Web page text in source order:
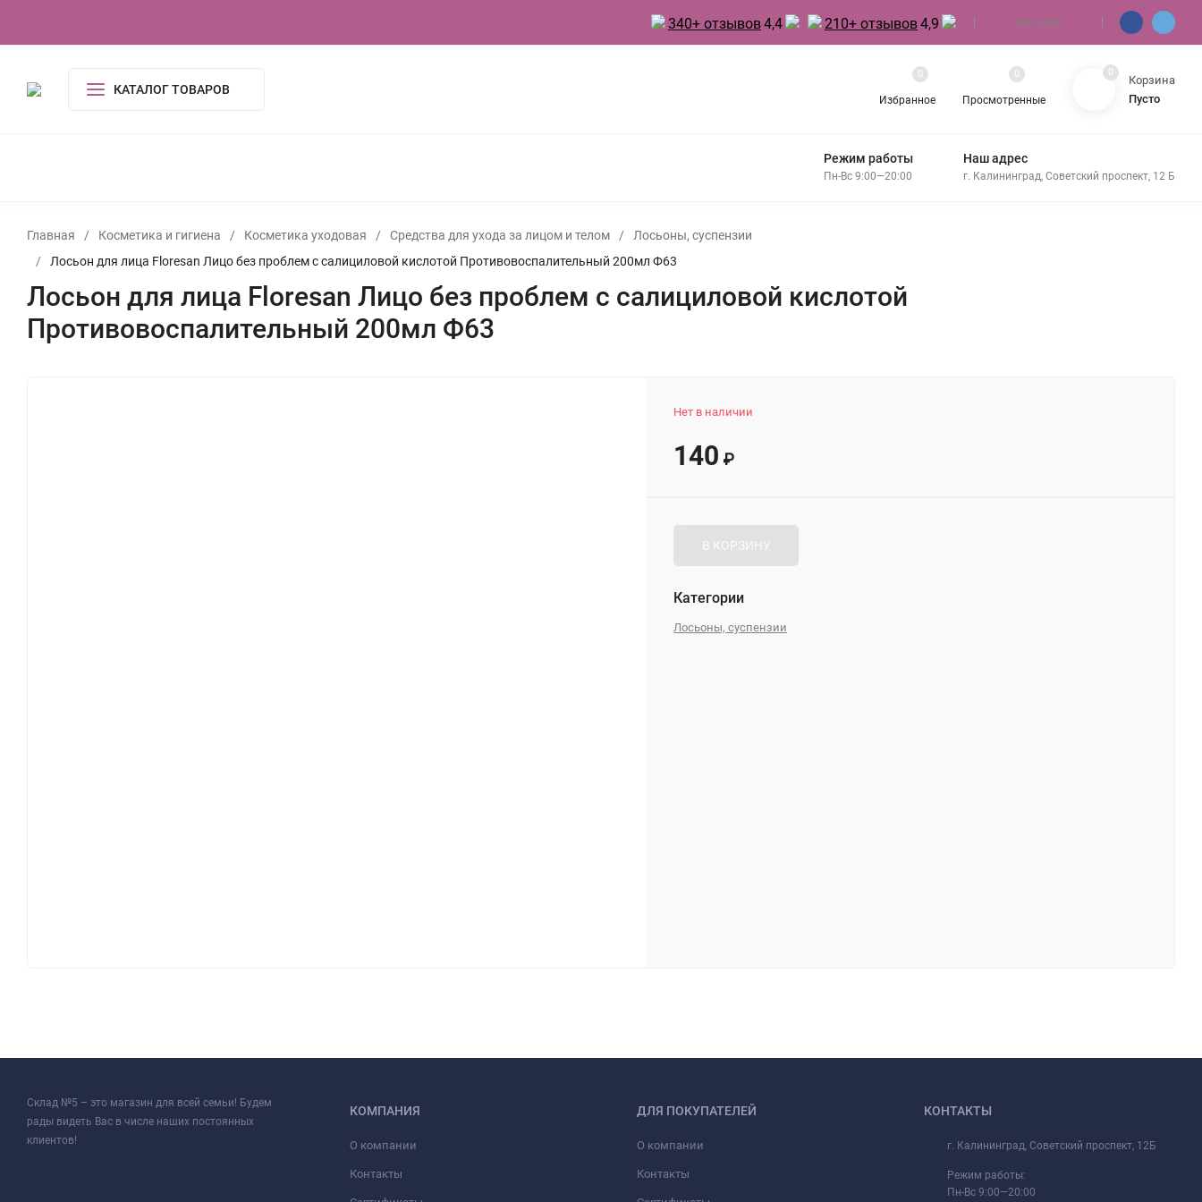
340+ отзывов4,4 210+ отзывов4,9 Магазин
КАТАЛОГ ТОВАРОВ
Избранное
0
Просмотренные
0 0
Корзина
Пусто
Режим работы
Пн-Вс 9:00—20:00
Наш адрес
г. Калининград, Советский проспект, 12 Б
Главная / Косметика и гигиена / Косметика уходовая / Средства для ухода за лицом и телом /
Лосьоны, суспензии
/
Лосьон для лица Floresan Лицо без проблем с салициловой кислотой Противовоспалительный 200мл Ф63
Лосьон для лица Floresan Лицо без проблем с салициловой кислотой
Противовоспалительный 200мл Ф63
Нет в наличии
140 ₽
В КОРЗИНУ
Категории
Лосьоны, суспензии
Склад №5 – это магазин для всей семьи! Будем
рады видеть Вас в числе наших постоянных
клиентов!
КОМПАНИЯ
О компании
Контакты
ДЛЯ ПОКУПАТЕЛЕЙ
О компании
Контакты
КОНТАКТЫ
г. Калининград, Советский проспект, 12Б
Режим работы:
Пн-Вс 9:00—20:00